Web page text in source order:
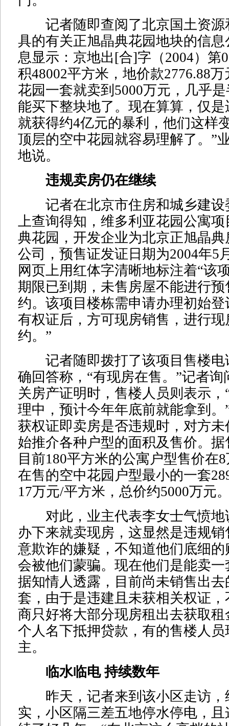
记者随即查阅了北京国土资源
具的有关正旭晶典花园地块的信
息显示：京地出[合]字（2004）第
积48002平方米，地价款2776.88
花园一套就卖到5000万元，几乎
能买下整块地了。现在算算，仅
就获得约4亿元的暴利，他们这样
顶层的空中花园就容易理解了。”
地说。
违规卖房仍在继续
记者在北京市住房和城乡建设
上查询得知，维多利亚花园公寓
典花园，开发企业为北京正旭晶
公司，预售证发证日期为2004年5
网页上用红体字清晰地标注着“该
期限已到期，未售房屋不能进行
约。该项目楼栋需申请办理初始
有权证后，方可现房销售，进行
约。”
记者随即拨打了该项目售楼电
确回答称，“有现房在售。”记者
关房产证明时，售楼人员则表示，
理中，预计今年年底前就能拿到。
获权证即卖房是否违规时，对方
始推介各种户型的面积及售价。
目前180平方米的公寓户型售价在
在售的空中花园户型最小的一套
17万元/平方米，总价约5000万元
对此，业主代表李女士气愤地
办下来就卖现房，这显然是违规
意欺诈的嫌疑，不知道他们底细
会被他们蒙骗。现在他们是能卖一
据知情人透露，目前尚未销售出去
套，由于是违建且未获相关权证
商只好将大部分现房租出去获取
个人名下抵押贷款，有的售楼人
主。
临水临电 持续数年
昨天，记者来到该小区走访，
实，小区隔三差五地停水停电，